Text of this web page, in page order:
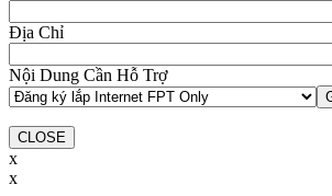
Địa Chỉ
Nội Dung Cần Hỗ Trợ
CLOSE
x
x